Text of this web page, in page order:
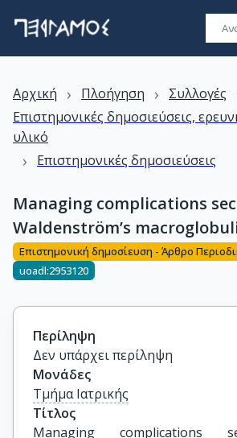
Αρχική › Πλοήγηση › Συλλογές
Επιστημονικές δημοσιεύσεις,
υλικό
› Επιστημονικές δημοσιεύσεις
Managing complications
Waldenström’s
Επιστημονική δημοσίευση - Άρθρο
uoadl:2953120
Περίληψη
Δεν υπάρχει περίληψη
Μονάδες
Τμήμα Ιατρικής
Τίτλος
Managing complications